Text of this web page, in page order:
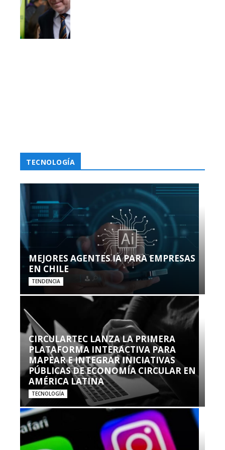
TECNOLOGÍA
MEJORES AGENTES IA PARA EMPRESAS
EN CHILE
TENDENCIA
CIRCULARTEC LANZA LA PRIMERA
PLATAFORMA INTERACTIVA PARA
MAPEAR E INTEGRAR INICIATIVAS
PÚBLICAS DE ECONOMÍA CIRCULAR EN
AMÉRICA LATINA
TECNOLOGÍA